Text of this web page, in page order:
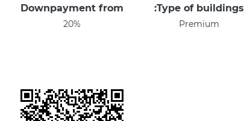
Type of buildings:
Premium
Downpayment from
20%